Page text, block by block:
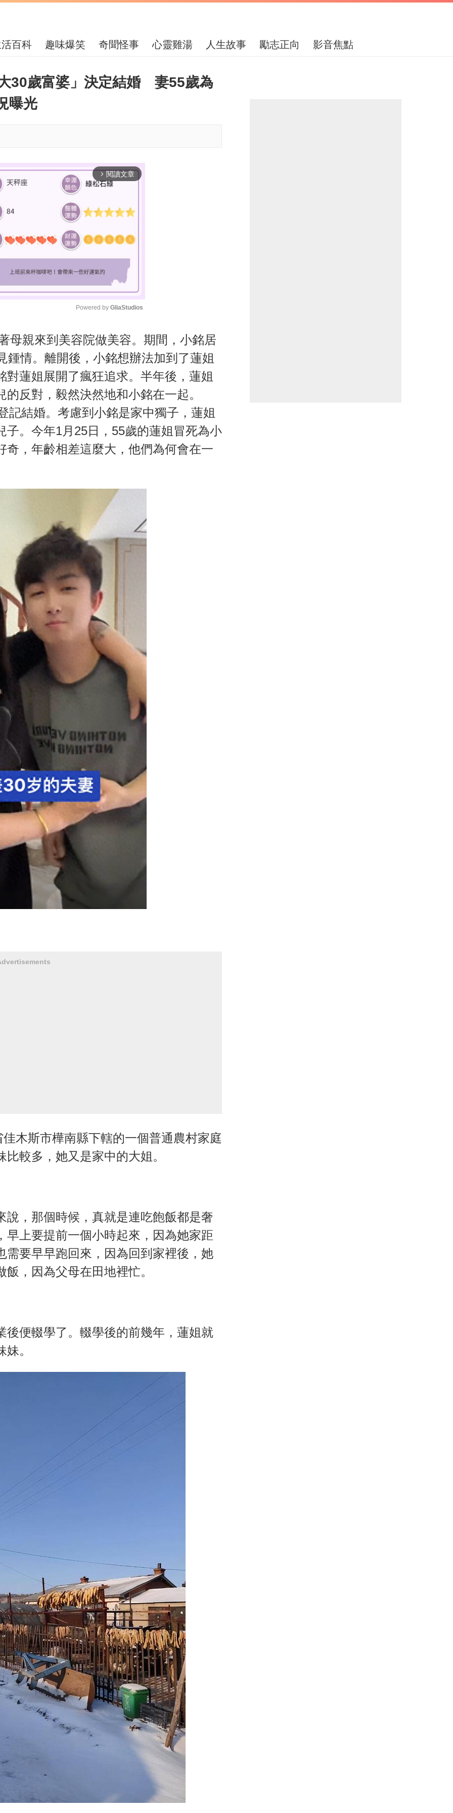
百科 趣味爆笑 奇聞怪事 心靈雞湯 人生故事 勵志正向 影音焦點
30歲富婆」決定結婚 妻55歲為
曝光
arrow_forward_ios 閱讀文章
M
e
Powered by GliaStudios
母親來到美容院做美容。期間，小銘居
鍾情。離開後，小銘想辦法加到了蓮姐
蓮姐展開了瘋狂追求。半年後，蓮姐
反對，毅然決然地和小銘在一起。
記結婚。考慮到小銘是家中獨子，蓮姐
。今年1月25日，55歲的蓮姐冒死為小
奇，年齡相差這麼大，他們為何會在一
木斯市樺南縣下轄的一個普通農村家庭
較多，她又是家中的大姐。
說，那個時候，真就是連吃飽飯都是奢
早上要提前一個小時起來，因為她家距
需要早早跑回來，因為回到家裡後，她
，因為父母在田地裡忙。
後便輟學了。輟學後的前幾年，蓮姐就
。